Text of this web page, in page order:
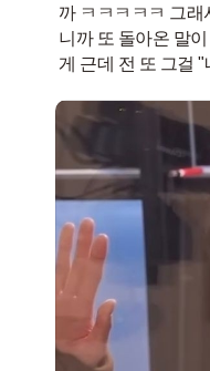
까 ㅋㅋㅋㅋㅋ 그래
니까 또 돌아온 말